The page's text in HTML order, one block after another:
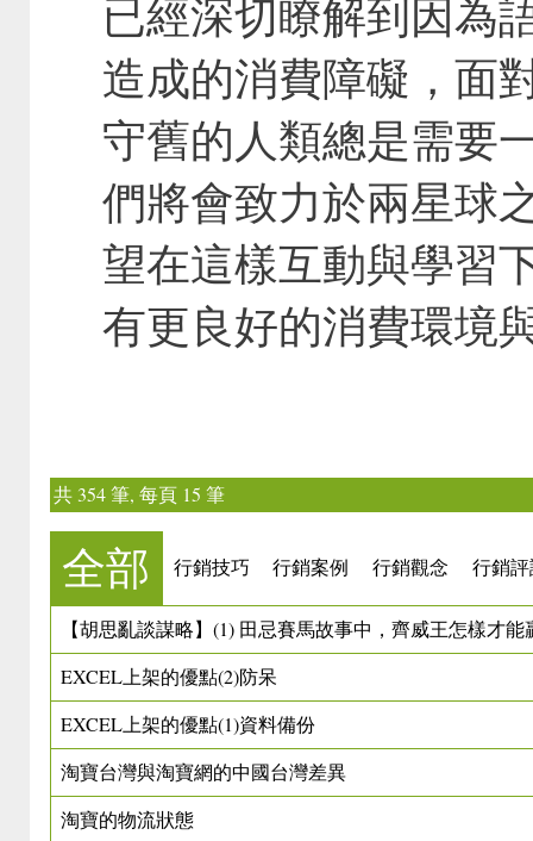
已經深切瞭解到因為
造成的消費障礙，面
守舊的人類總是需要
們將會致力於兩星球
望在這樣互動與學習
有更良好的消費環境
共 354 筆, 每頁 15 筆
全部 行銷技巧 行銷案例 行銷觀念 行銷
【胡思亂談謀略】(1) 田忌賽馬故事中，齊威王怎樣才能
EXCEL上架的優點(2)防呆
EXCEL上架的優點(1)資料備份
淘寶台灣與淘寶網的中國台灣差異
淘寶的物流狀態